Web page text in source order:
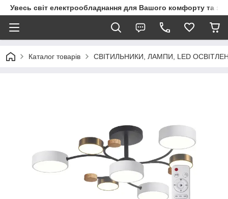
Увесь світ електрообладнання для Вашого комфорту та
Каталог товарів СВІТИЛЬНИКИ, ЛАМПИ, LED